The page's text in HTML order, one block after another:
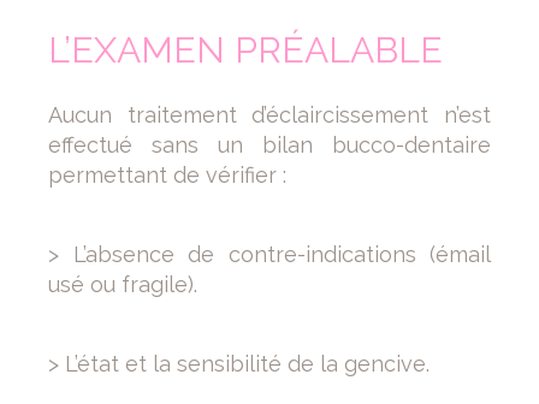
L’EXAMEN PRÉALABLE
Aucun traitement d’éclaircissement n’est
effectué sans un bilan bucco-dentaire
permettant de vérifier :
> L’absence de contre-indications (émail
usé ou fragile).
> L’état et la sensibilité de la gencive.